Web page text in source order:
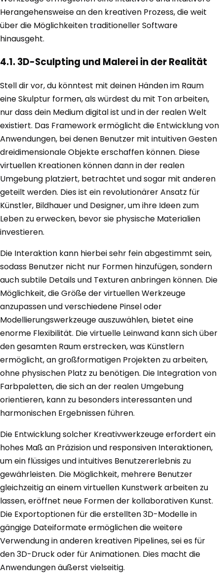
Herangehensweise an den kreativen Prozess, die weit
über die Möglichkeiten traditioneller Software
hinausgeht.
4.1. 3D-Sculpting und Malerei in der Realität
Stell dir vor, du könntest mit deinen Händen im Raum
eine Skulptur formen, als würdest du mit Ton arbeiten,
nur dass dein Medium digital ist und in der realen Welt
existiert. Das Framework ermöglicht die Entwicklung von
Anwendungen, bei denen Benutzer mit intuitiven Gesten
dreidimensionale Objekte erschaffen können. Diese
virtuellen Kreationen können dann in der realen
Umgebung platziert, betrachtet und sogar mit anderen
geteilt werden. Dies ist ein revolutionärer Ansatz für
Künstler, Bildhauer und Designer, um ihre Ideen zum
Leben zu erwecken, bevor sie physische Materialien
investieren.
Die Interaktion kann hierbei sehr fein abgestimmt sein,
sodass Benutzer nicht nur Formen hinzufügen, sondern
auch subtile Details und Texturen anbringen können. Die
Möglichkeit, die Größe der virtuellen Werkzeuge
anzupassen und verschiedene Pinsel oder
Modellierungswerkzeuge auszuwählen, bietet eine
enorme Flexibilität. Die virtuelle Leinwand kann sich über
den gesamten Raum erstrecken, was Künstlern
ermöglicht, an großformatigen Projekten zu arbeiten,
ohne physischen Platz zu benötigen. Die Integration von
Farbpaletten, die sich an der realen Umgebung
orientieren, kann zu besonders interessanten und
harmonischen Ergebnissen führen.
Die Entwicklung solcher Kreativwerkzeuge erfordert ein
hohes Maß an Präzision und responsiven Interaktionen,
um ein flüssiges und intuitives Benutzererlebnis zu
gewährleisten. Die Möglichkeit, mehrere Benutzer
gleichzeitig an einem virtuellen Kunstwerk arbeiten zu
lassen, eröffnet neue Formen der kollaborativen Kunst.
Die Exportoptionen für die erstellten 3D-Modelle in
gängige Dateiformate ermöglichen die weitere
Verwendung in anderen kreativen Pipelines, sei es für
den 3D-Druck oder für Animationen. Dies macht die
Anwendungen äußerst vielseitig.